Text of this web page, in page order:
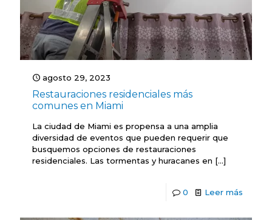
agosto 29, 2023
Restauraciones residenciales más
comunes en Miami
La ciudad de Miami es propensa a una amplia
diversidad de eventos que pueden requerir que
busquemos opciones de restauraciones
residenciales. Las tormentas y huracanes en […]
0 Leer más